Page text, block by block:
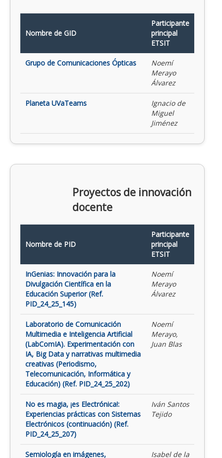
Nombre de GID
Participante
principal
ETSIT
Grupo de Comunicaciones Ópticas
Noemí
Merayo
Álvarez
Planeta UVaTeams
Ignacio de
Miguel
Jiménez
Proyectos de innovación
docente
Nombre de PID
Participante
principal
ETSIT
InGenias: Innovación para la
Divulgación Científica en la
Educación Superior (Ref.
PID_24_25_145)
Noemí
Merayo
Álvarez
Laboratorio de Comunicación
Multimedia e Inteligencia Artificial
(LabComIA). Experimentación con
IA, Big Data y narrativas multimedia
creativas (Periodismo,
Telecomunicación, Informática y
Educación) (Ref. PID_24_25_202)
Noemí
Merayo,
Juan Blas
No es magia, ¡es Electrónica!:
Experiencias prácticas con Sistemas
Electrónicos (continuación) (Ref.
PID_24_25_207)
Iván Santos
Tejido
Semiología en imágenes,
Isabel de la